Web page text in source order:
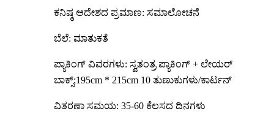
ಕನಿಷ್ಠ ಆದೇಶದ ಪ್ರಮಾಣ: ಸಮಾಲೋಚನೆ
ಬೆಲೆ: ಮಾತುಕತೆ
ಪ್ಯಾಕಿಂಗ್ ವಿವರಗಳು: ಸ್ವತಂತ್ರ ಪ್ಯಾಕಿಂಗ್ + ಲೇಯರ್
ಬಾಕ್ಸ್;195cm * 215cm 10 ತುಣುಕುಗಳು/ಕಾರ್ಟನ್
ವಿತರಣಾ ಸಮಯ: 35-60 ಕೆಲಸದ ದಿನಗಳು